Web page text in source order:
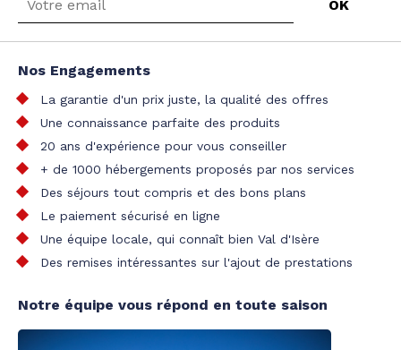
Nos Engagements
La garantie d'un prix juste, la qualité des offres
Une connaissance parfaite des produits
20 ans d'expérience pour vous conseiller
+ de 1000 hébergements proposés par nos services
Des séjours tout compris et des bons plans
Le paiement sécurisé en ligne
Une équipe locale, qui connaît bien Val d'Isère
Des remises intéressantes sur l'ajout de prestations
Notre équipe vous répond en toute saison